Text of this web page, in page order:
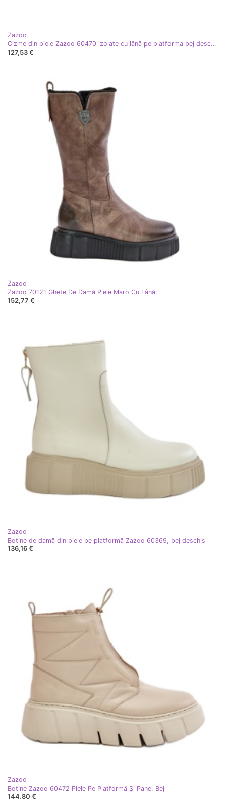
Zazoo
Cizme din piele Zazoo 60470 izolate cu lână pe platforma bej deschis
127,53 €
Zazoo
Zazoo 70121 Ghete De Damă Piele Maro Cu Lână
152,77 €
Zazoo
Botine de damă din piele pe platformă Zazoo 60369, bej deschis
136,16 €
Zazoo
Botine Zazoo 60472 Piele Pe Platformă Și Pane, Bej
144,80 €